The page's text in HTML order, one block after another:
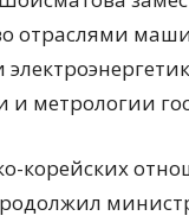
отраслями
и метрологии
корейских